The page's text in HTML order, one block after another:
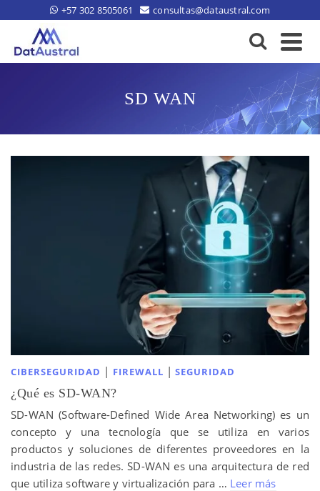
+57 302 8505061 consultas@dataustral.com
SD WAN
CIBERSEGURIDAD | FIREWALL |SEGURIDAD
¿Qué es SD-WAN?
SD-WAN (Software-Defined Wide Area Networking) es un
concepto y una tecnología que se utiliza en varios
productos y soluciones de diferentes proveedores en la
industria de las redes. SD-WAN es una arquitectura de red
que utiliza software y virtualización para … Leer más